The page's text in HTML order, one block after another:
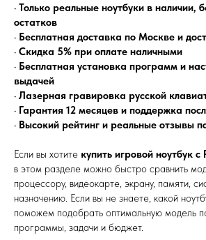
• Только реальные ноутбуки в наличии,
остатков
• Бесплатная доставка по Москве и
• Скидка 5% при оплате наличными
• Бесплатная установка программ и
выдачей
• Лазерная гравировка русской
• Гарантия 12 месяцев и поддержка
• Высокий рейтинг и реальные отзывы
Если вы хотите купить игровой ноутбук
в этом разделе можно быстро сравнить
процессору, видеокарте, экрану, памяти,
назначению. Если вы не знаете, какой
поможем подобрать оптимальную модель
программы, задачи и бюджет.